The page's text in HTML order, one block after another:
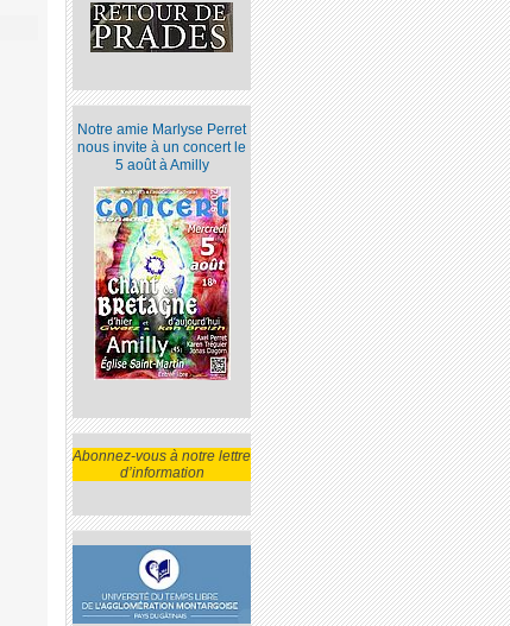
Notre amie Marlyse Perret
nous invite à un concert le
5 août à Amilly
Abonnez-vous à notre lettre
d’information